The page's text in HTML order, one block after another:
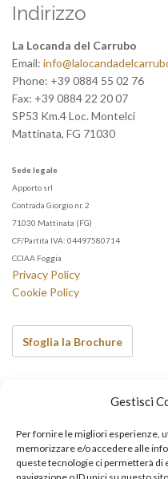
Gestisci
Per fornire le migliori esperienze,
memorizzare e/o accedere alle
queste tecnologie ci permetterà di
Indirizzo
La Locanda del Carrubo
Email:
Phone: +39 0884 55 02 76
Fax: +39 0884 22 20 07
SP53 Km.4 Loc. Montelci
Mattinata, FG 71030
Sede legale
Apporto srl
Contrada Giorgio nr. 2
71030 Mattinata (FG)
CF/Partita IVA: 04497580714
CCIAA Foggia
Privacy Policy
Cookie Policy
Sfoglia la Brochure
Scopri anche…